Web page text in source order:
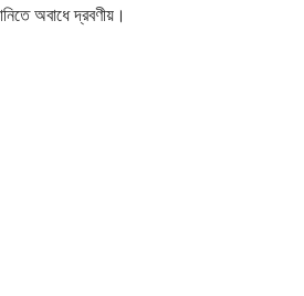
অবাধে দ্রবণীয়।